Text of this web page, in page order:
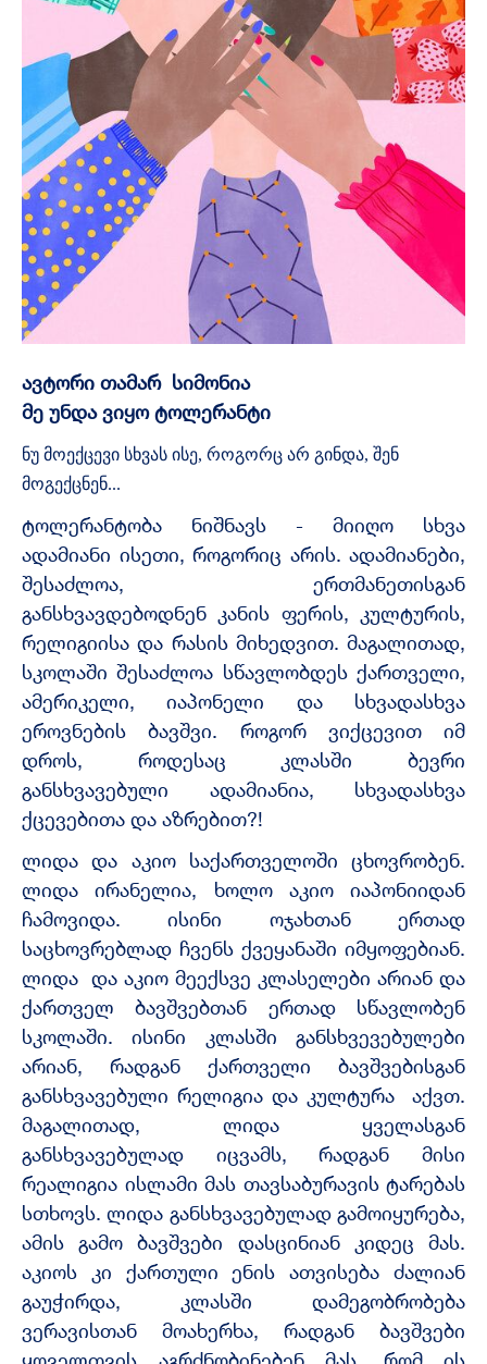
ავტორი თამარ სიმონია
მე უნდა ვიყო ტოლერანტი
ნუ მოექცევი სხვას ისე, როგორც არ გინდა, შენ
მოგექცნენ...
ტოლერანტობა ნიშნავს - მიიღო სხვა
ადამიანი ისეთი, როგორიც არის. ადამიანები,
შესაძლოა, ერთმანეთისგან
განსხვავდებოდნენ კანის ფერის, კულტურის,
რელიგიისა და რასის მიხედვით. მაგალითად,
სკოლაში შესაძლოა სწავლობდეს ქართველი,
ამერიკელი, იაპონელი და სხვადასხვა
ეროვნების ბავშვი. როგორ ვიქცევით იმ
დროს, როდესაც კლასში ბევრი
განსხვავებული ადამიანია, სხვადასხვა
ქცევებითა და აზრებით?!
ლიდა და აკიო საქართველოში ცხოვრობენ.
ლიდა ირანელია, ხოლო აკიო იაპონიიდან
ჩამოვიდა. ისინი ოჯახთან ერთად
საცხოვრებლად ჩვენს ქვეყანაში იმყოფებიან.
ლიდა და აკიო მეექსვე კლასელები არიან და
ქართველ ბავშვებთან ერთად სწავლობენ
სკოლაში. ისინი კლასში განსხვევებულები
არიან, რადგან ქართველი ბავშვებისგან
განსხვავებული რელიგია და კულტურა აქვთ.
მაგალითად, ლიდა ყველასგან
განსხვავებულად იცვამს, რადგან მისი
რეალიგია ისლამი მას თავსაბურავის ტარებას
სთხოვს. ლიდა განსხვავებულად გამოიყურება,
ამის გამო ბავშვები დასცინიან კიდეც მას.
აკიოს კი ქართული ენის ათვისება ძალიან
გაუჭირდა, კლასში დამეგობრობება
ვერავისთან მოახერხა, რადგან ბავშვები